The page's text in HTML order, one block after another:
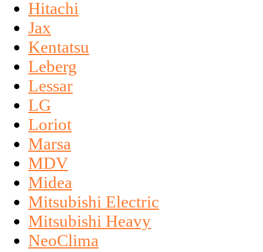
Hitachi
Jax
Kentatsu
Leberg
Lessar
LG
Loriot
Marsa
MDV
Midea
Mitsubishi Electric
Mitsubishi Heavy
NeoClima